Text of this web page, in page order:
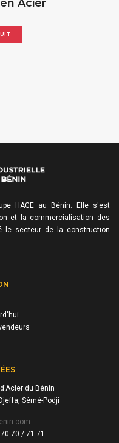
Acier
HAGE au Bénin. Elle s'est
et la commercialisation des
le secteur de la construction
du Bénin
Sèmé-Podji
70 / 71 71